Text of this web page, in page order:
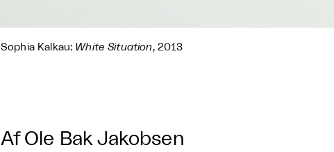
Sophia Kalkau: White Situation, 2013
Af Ole Bak Jakobsen